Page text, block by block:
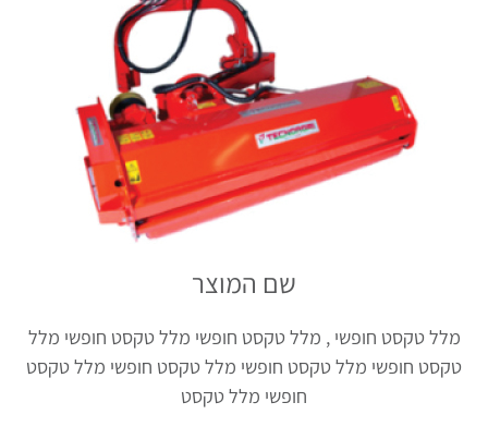
שם המוצר
מלל טקסט חופשי , מלל טקסט חופשי מלל טקסט חופשי מלל
טקסט חופשי מלל טקסט חופשי מלל טקסט חופשי מלל טקסט
חופשי מלל טקסט